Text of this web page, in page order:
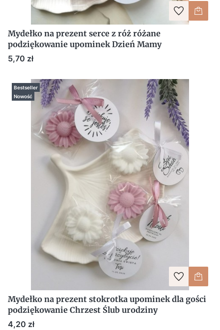
Mydełko na prezent serce z róż różane
podziękowanie upominek Dzień Mamy
Cena
5,70 zł
Bestseller
Nowość
Mydełko na prezent stokrotka upominek dla gości
podziękowanie Chrzest Ślub urodziny
Cena
4,20 zł